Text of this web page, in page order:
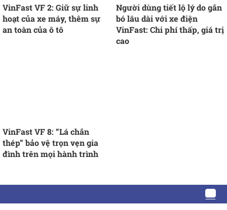
VinFast VF 2: Giữ sự linh
hoạt của xe máy, thêm sự
an toàn của ô tô
Người dùng tiết lộ lý do gắn
bó lâu dài với xe điện
VinFast: Chi phí thấp, giá trị
cao
VinFast VF 8: “Lá chắn
thép” bảo vệ trọn vẹn gia
đình trên mọi hành trình